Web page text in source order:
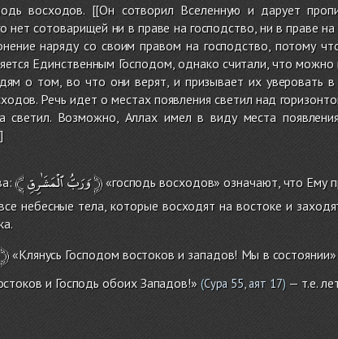
восходов. [[Он сотворил Вселенную и дарует
сотоварищей ни в праве на господство, ни в праве на
наряду со своим правом на господство, потому
Единственным Господом, однако считали, что можно
о том, во что они верят, и призывает их уверовать
Речь идет о местах появления светил над
светил. Возможно, Аллах имел в виду места
﴾ وَرَبُّٱلْمَشَٰرِقِ ﴿«господь восходов» означают, что Ему
небесные тела, которые восходят на востоке и
﴿«Клянусь Господом востоков и западов! Мы в состоянии»
и Господь обоих Западов!»(Сура 55, аят 17)— т.е.